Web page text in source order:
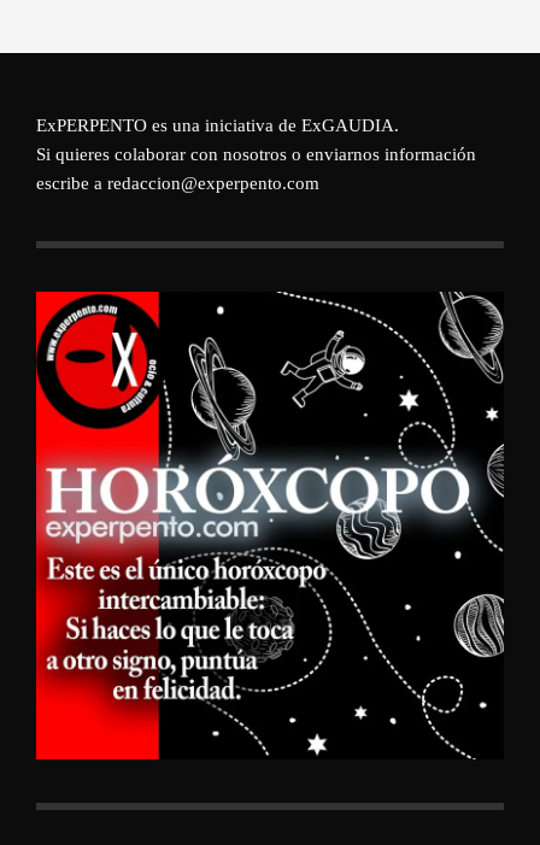
ExPERPENTO es una iniciativa de ExGAUDIA.
Si quieres colaborar con nosotros o enviarnos información
escribe a redaccion@experpento.com